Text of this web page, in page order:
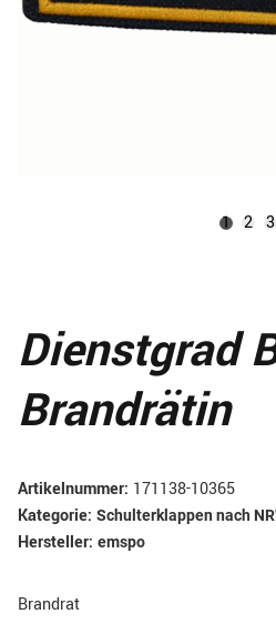
1 2 3
Dienstgrad
Brandrätin
Artikelnummer: 171138-10365
Kategorie: Schulterklappen nach
Hersteller: emspo
Brandrat